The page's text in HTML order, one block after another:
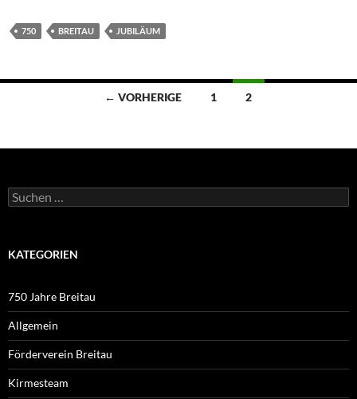
750 BREITAU JUBILÄUM
Beitragsnavigation
← VORHERIGE 1 2
Suchen
nach:
KATEGORIEN
750 Jahre Breitau
Allgemein
Förderverein Breitau
Kirmesteam